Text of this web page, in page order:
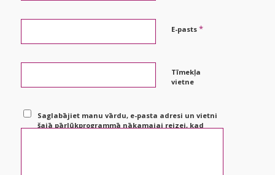
E-pasts *
Tīmekļa
vietne
Saglabājiet manu vārdu, e-pasta adresi un vietni
šajā pārlūkprogrammā nākamajai reizei, kad